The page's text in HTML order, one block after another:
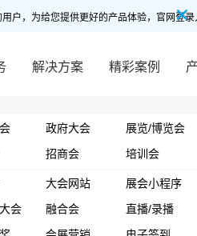
户，为给您提供更好的产品体验，官网登
解决方案 精彩案例
政府大会
展览/博览会
招商会 培训会
大会网站
展会小程序
会
融合会
直播/录播